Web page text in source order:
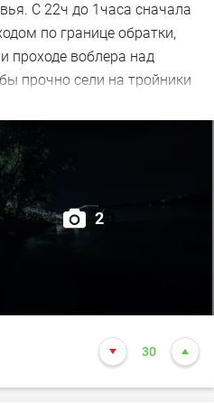
С 22ч до 1часа сначала
по границе обратки,
проходе воблера над
прочно сели на тройники
желудками. Ждем
2
30